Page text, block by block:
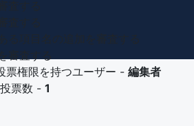
票権限を持つユーザー - 編集者
票数 - 1